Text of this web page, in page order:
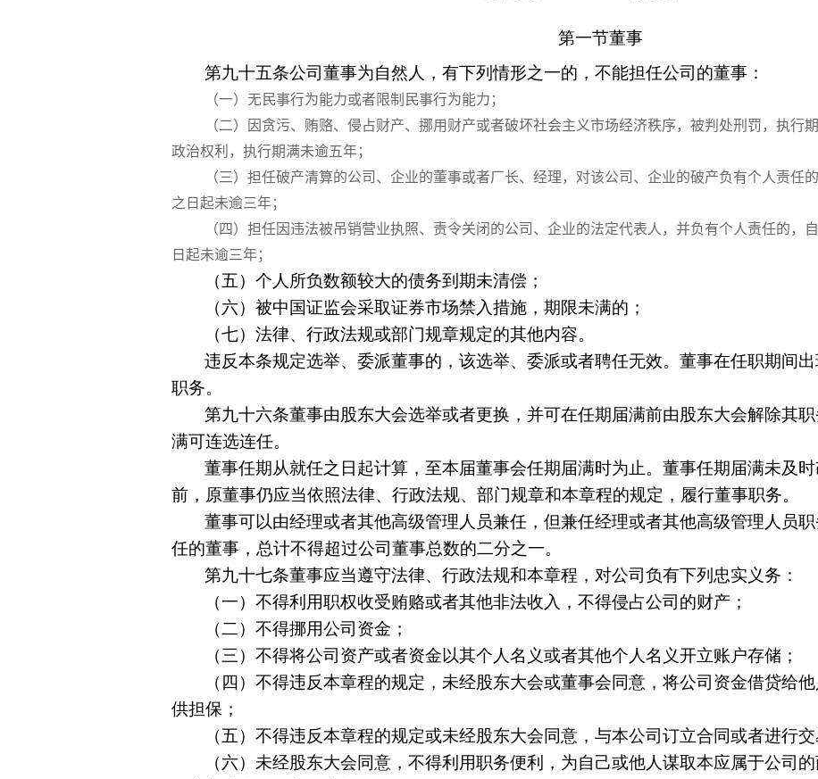
第一节董事
第九十五条公司董事为自然人，有下列情形之一的，不能担任公司的董事：
（一）无民事行为能力或者限制民事行为能力；
（二）因贪污、贿赂、侵占财产、挪用财产或者破坏社会主义市场经济秩序，被判处刑罚，执行
政治权利，执行期满未逾五年；
（三）担任破产清算的公司、企业的董事或者厂长、经理，对该公司、企业的破产负有个人责任
之日起未逾三年；
（四）担任因违法被吊销营业执照、责令关闭的公司、企业的法定代表人，并负有个人责任的，
日起未逾三年；
（五）个人所负数额较大的债务到期未清偿；
（六）被中国证监会采取证券市场禁入措施，期限未满的；
（七）法律、行政法规或部门规章规定的其他内容。
违反本条规定选举、委派董事的，该选举、委派或者聘任无效。董事在任职期间
职务。
第九十六条董事由股东大会选举或者更换，并可在任期届满前由股东大会解除其
满可连选连任。
董事任期从就任之日起计算，至本届董事会任期届满时为止。董事任期届满未及
前，原董事仍应当依照法律、行政法规、部门规章和本章程的规定，履行董事职务。
董事可以由经理或者其他高级管理人员兼任，但兼任经理或者其他高级管理人员
任的董事，总计不得超过公司董事总数的二分之一。
第九十七条董事应当遵守法律、行政法规和本章程，对公司负有下列忠实义务：
（一）不得利用职权收受贿赂或者其他非法收入，不得侵占公司的财产；
（二）不得挪用公司资金；
（三）不得将公司资产或者资金以其个人名义或者其他个人名义开立账户存储；
（四）不得违反本章程的规定，未经股东大会或董事会同意，将公司资金借贷给
供担保；
（五）不得违反本章程的规定或未经股东大会同意，与本公司订立合同或者进行交
（六）未经股东大会同意，不得利用职务便利，为自己或他人谋取本应属于公司